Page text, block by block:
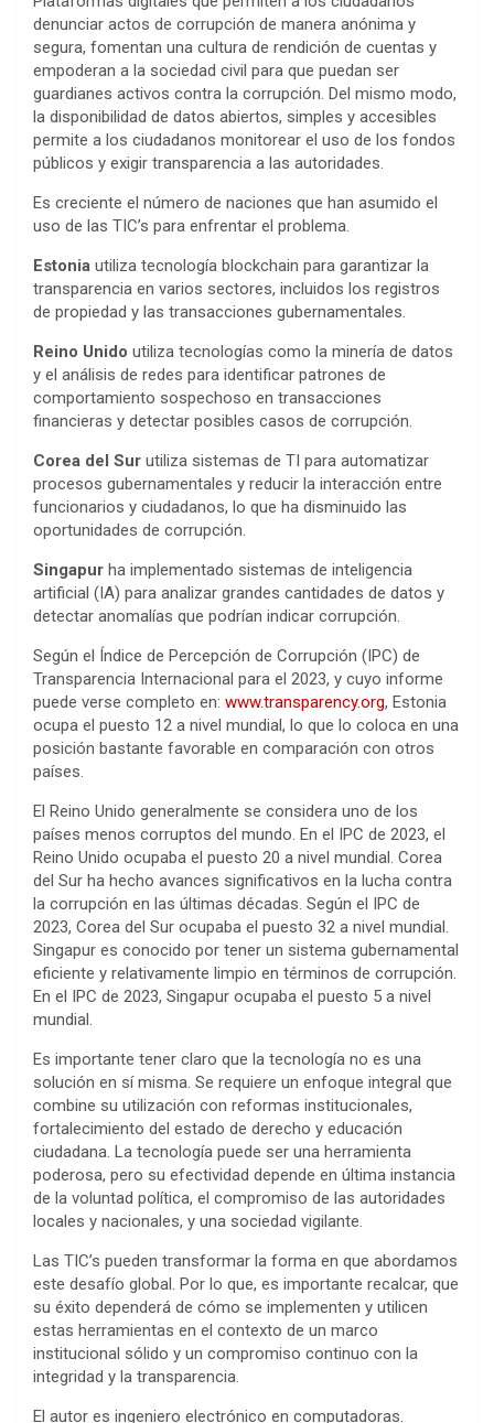
denunciar actos de corrupción de manera anónima y
segura, fomentan una cultura de rendición de cuentas y
empoderan a la sociedad civil para que puedan ser
guardianes activos contra la corrupción. Del mismo modo,
la disponibilidad de datos abiertos, simples y accesibles
permite a los ciudadanos monitorear el uso de los fondos
públicos y exigir transparencia a las autoridades.
Es creciente el número de naciones que han asumido el
uso de las TIC’s para enfrentar el problema.
Estonia utiliza tecnología blockchain para garantizar la
transparencia en varios sectores, incluidos los registros
de propiedad y las transacciones gubernamentales.
Reino Unido utiliza tecnologías como la minería de datos
y el análisis de redes para identificar patrones de
comportamiento sospechoso en transacciones
financieras y detectar posibles casos de corrupción.
Corea del Sur utiliza sistemas de TI para automatizar
procesos gubernamentales y reducir la interacción entre
funcionarios y ciudadanos, lo que ha disminuido las
oportunidades de corrupción.
Singapur ha implementado sistemas de inteligencia
artificial (IA) para analizar grandes cantidades de datos y
detectar anomalías que podrían indicar corrupción.
Según el Índice de Percepción de Corrupción (IPC) de
Transparencia Internacional para el 2023, y cuyo informe
puede verse completo en: www.transparency.org, Estonia
ocupa el puesto 12 a nivel mundial, lo que lo coloca en una
posición bastante favorable en comparación con otros
países.
El Reino Unido generalmente se considera uno de los
países menos corruptos del mundo. En el IPC de 2023, el
Reino Unido ocupaba el puesto 20 a nivel mundial. Corea
del Sur ha hecho avances significativos en la lucha contra
la corrupción en las últimas décadas. Según el IPC de
2023, Corea del Sur ocupaba el puesto 32 a nivel mundial.
Singapur es conocido por tener un sistema gubernamental
eficiente y relativamente limpio en términos de corrupción.
En el IPC de 2023, Singapur ocupaba el puesto 5 a nivel
mundial.
Es importante tener claro que la tecnología no es una
solución en sí misma. Se requiere un enfoque integral que
combine su utilización con reformas institucionales,
fortalecimiento del estado de derecho y educación
ciudadana. La tecnología puede ser una herramienta
poderosa, pero su efectividad depende en última instancia
de la voluntad política, el compromiso de las autoridades
locales y nacionales, y una sociedad vigilante.
Las TIC’s pueden transformar la forma en que abordamos
este desafío global. Por lo que, es importante recalcar, que
su éxito dependerá de cómo se implementen y utilicen
estas herramientas en el contexto de un marco
institucional sólido y un compromiso continuo con la
integridad y la transparencia.
El autor es ingeniero electrónico en computadoras.